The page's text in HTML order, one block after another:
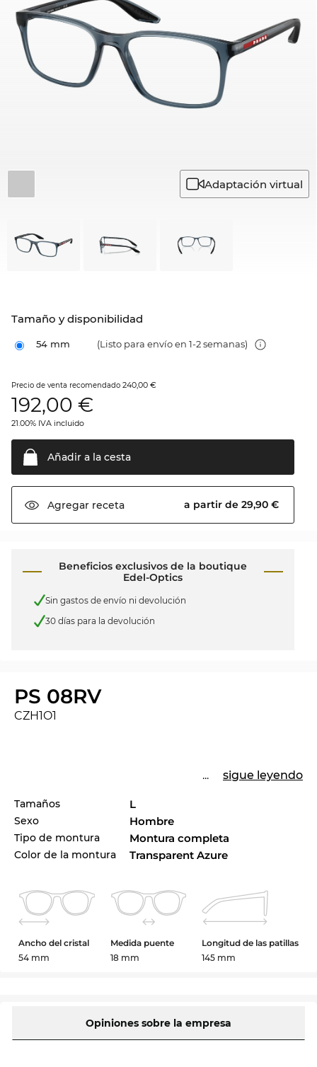
Adaptación virtual
Tamaño y disponibilidad
54 mm (Listo para envío en 1-2 semanas)
Precio de venta recomendado 240,00 €
192,00 €
21.00% IVA incluido
Añadir a la cesta
Agregar receta a partir de 29,90 €
Beneficios exclusivos de la boutique
Edel-Optics
Sin gastos de envío ni devolución
30 días para la devolución
PS 08RV
CZH1O1
... sigue leyendo
Tamaños L
Sexo Hombre
Tipo de montura Montura completa
Color de la montura Transparent Azure
Ancho del cristal
54 mm
Medida puente
18 mm
Longitud de las patillas
145 mm
Opiniones sobre la empresa